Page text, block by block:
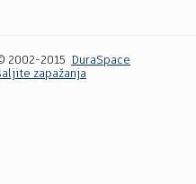
2002-2015
DuraSpace
zapažanja